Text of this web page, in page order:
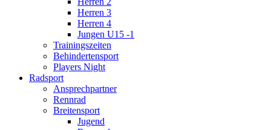
Herren 3
Herren 4
Jungen U15 -1
Trainingszeiten
Behindertensport
Players Night
Radsport
Ansprechpartner
Rennrad
Breitensport
Jugend